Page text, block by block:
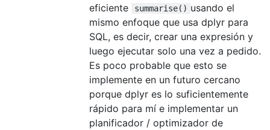
eficiente
summarise() usando el
mismo enfoque que usa dplyr para
SQL, es decir, crear una expresión y
luego ejecutar solo una vez a pedido.
Es poco probable que esto se
implemente en un futuro cercano
porque dplyr es lo suficientemente
rápido para mí e implementar un
planificador / optimizador de